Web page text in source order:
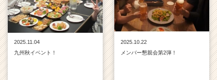
2025.11.04
九州秋イベント！
2025.10.22
メンバー懇親会第2弾！